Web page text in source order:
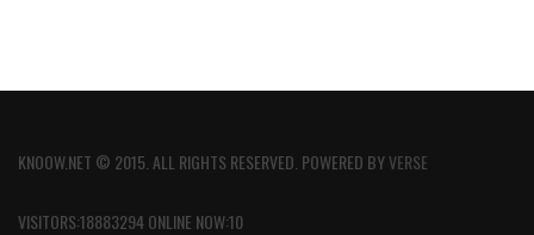
KNOOW.NET © 2015. ALL RIGHTS RESERVED. POWERED BYVERSE
VISITORS:18883294 ONLINE NOW:10